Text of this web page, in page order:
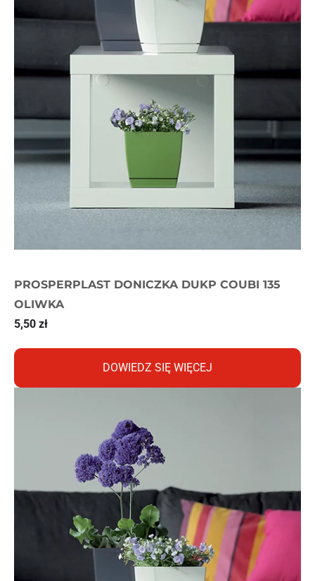
PROSPERPLAST DONICZKA DUKP COUBI 135
OLIWKA
5,50 zł
DOWIEDZ SIĘ WIĘCEJ